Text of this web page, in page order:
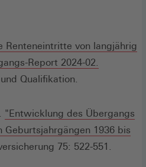
Renteneintritte von langjährig
Report 2024-02.
neuen
Fenster)
Qualifikation.
"Entwicklung des Übergangs
1936 bis
75: 522-551.